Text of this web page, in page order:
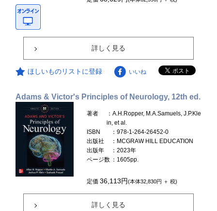
詳しく見る
ほしいものリストに登録 いいね
Adams & Victor's Principles of Neurology, 12th ed.
著者
：A.H.Ropper, M.A.Samuels, J.P.Kle
in, et al.
ISBN
：978-1-264-26452-0
出版社
：MCGRAW HILL EDUCATION
出版年
：2023年
ページ数 ：1605pp.
定価36,113円(本体32,830円 ＋ 税)
詳しく見る